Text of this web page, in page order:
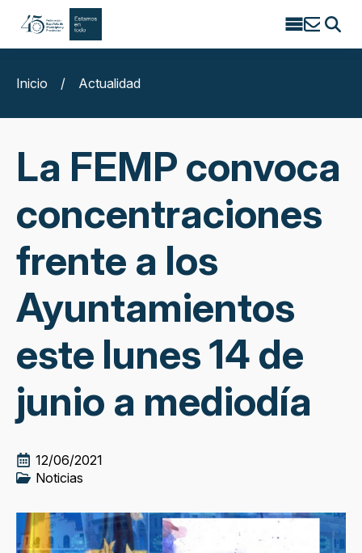
Search
Inicio
/ Actualidad
La FEMP convoca
concentraciones
frente a los
Ayuntamientos
este lunes 14 de
junio a mediodía
12/06/2021
Noticias